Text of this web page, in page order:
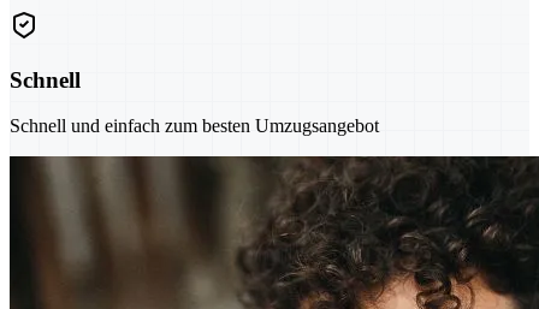
Schnell
Schnell und einfach zum besten Umzugsangebot